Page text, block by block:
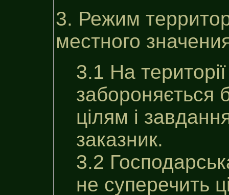
3. Режим
местного
3.1 На
забороняється
цілям i
заказник.
3.2
не суперечить